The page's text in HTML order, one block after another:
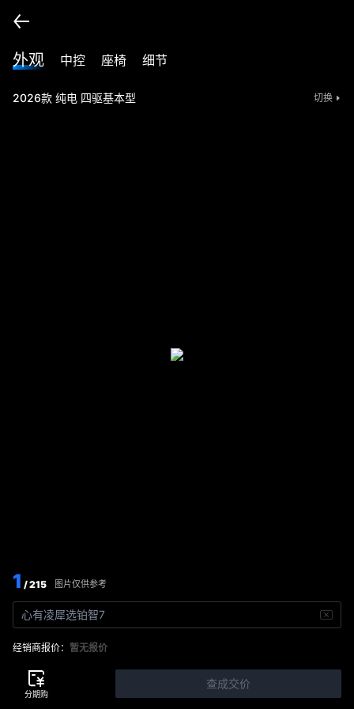
外观 中控 座椅 细节
2026款 纯电 四驱基本型 切换
1 / 215 图片仅供参考
心有凌犀选铂智7
经销商报价： 暂无报价
查成交价